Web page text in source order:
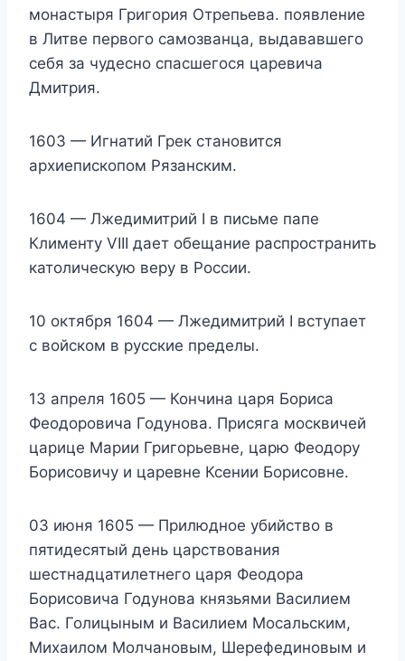
монастыря Григория Отрепьева. появление
в Литве первого самозванца, выдававшего
себя за чудесно спасшегося царевича
Дмитрия.
1603 — Игнатий Грек становится
архиепископом Рязанским.
1604 — Лжедимитрий I в письме папе
Клименту VIII дает обещание распространить
католическую веру в России.
10 октября 1604 — Лжедимитрий I вступает
с войском в русские пределы.
13 апреля 1605 — Кончина царя Бориса
Феодоровича Годунова. Присяга москвичей
царице Марии Григорьевне, царю Феодору
Борисовичу и царевне Ксении Борисовне.
03 июня 1605 — Прилюдное убийство в
пятидесятый день царствования
шестнадцатилетнего царя Феодора
Борисовича Годунова князьями Василием
Вас. Голицыным и Василием Мосальским,
Михаилом Молчановым, Шерефединовым и